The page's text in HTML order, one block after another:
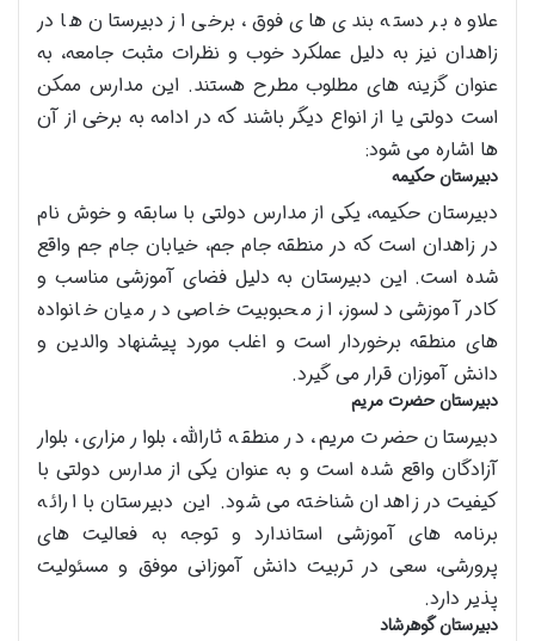
علاوه بر دسته بندی های فوق، برخی از دبیرستان ها در
زاهدان نیز به دلیل عملکرد خوب و نظرات مثبت جامعه، به
عنوان گزینه های مطلوب مطرح هستند. این مدارس ممکن
است دولتی یا از انواع دیگر باشند که در ادامه به برخی از آن
ها اشاره می شود:
دبیرستان حکیمه
دبیرستان حکیمه، یکی از مدارس دولتی با سابقه و خوش نام
در زاهدان است که در منطقه جام جم، خیابان جام جم واقع
شده است. این دبیرستان به دلیل فضای آموزشی مناسب و
کادر آموزشی دلسوز، از محبوبیت خاصی در میان خانواده
های منطقه برخوردار است و اغلب مورد پیشنهاد والدین و
دانش آموزان قرار می گیرد.
دبیرستان حضرت مریم
دبیرستان حضرت مریم، در منطقه ثارالله، بلوار مزاری، بلوار
آزادگان واقع شده است و به عنوان یکی از مدارس دولتی با
کیفیت در زاهدان شناخته می شود. این دبیرستان با ارائه
برنامه های آموزشی استاندارد و توجه به فعالیت های
پرورشی، سعی در تربیت دانش آموزانی موفق و مسئولیت
پذیر دارد.
دبیرستان گوهرشاد